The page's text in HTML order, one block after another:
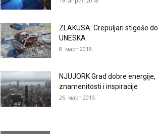
ZLAKUSA: Crepuljari stigoše do
UNESKA
8. март 2018.
NJUJORK Grad dobre energije,
znamenitosti i inspiracije
26. март 2019.